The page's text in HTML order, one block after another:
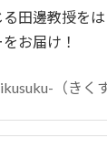
る田邊教授を
お届け！
（きく